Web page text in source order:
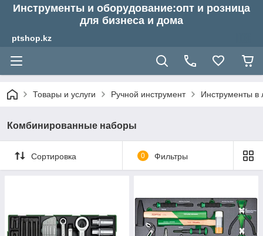
Инструменты и оборудование:опт и розница
для бизнеса и дома
ptshop.kz
Товары и услуги Ручной инструмент Инструменты в
Комбинированные наборы
Сортировка 0 Фильтры